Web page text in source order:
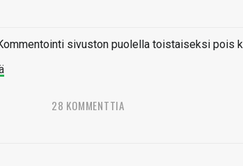
sivuston puolella toistaiseksi pois
28 KOMMENTTIA